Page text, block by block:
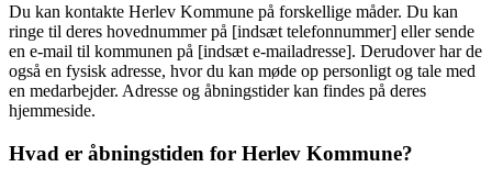
Du kan kontakte Herlev Kommune på forskellige måder. Du kan
ringe til deres hovednummer på [indsæt telefonnummer] eller sende
en e-mail til kommunen på [indsæt e-mailadresse]. Derudover har de
også en fysisk adresse, hvor du kan møde op personligt og tale med
en medarbejder. Adresse og åbningstider kan findes på deres
hjemmeside.
Hvad er åbningstiden for Herlev Kommune?